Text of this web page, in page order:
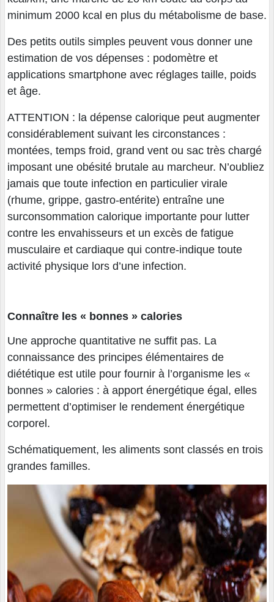
minimum 2000 kcal en plus du métabolisme de base.
Des petits outils simples peuvent vous donner une
estimation de vos dépenses : podomètre et
applications smartphone avec réglages taille, poids
et âge.
ATTENTION : la dépense calorique peut augmenter
considérablement suivant les circonstances :
montées, temps froid, grand vent ou sac très chargé
imposant une obésité brutale au marcheur. N’oubliez
jamais que toute infection en particulier virale
(rhume, grippe, gastro-entérite) entraîne une
surconsommation calorique importante pour lutter
contre les envahisseurs et un excès de fatigue
musculaire et cardiaque qui contre-indique toute
activité physique lors d’une infection.
Connaître les « bonnes » calories
Une approche quantitative ne suffit pas. La
connaissance des principes élémentaires de
diététique est utile pour fournir à l’organisme les «
bonnes » calories : à apport énergétique égal, elles
permettent d’optimiser le rendement énergétique
corporel.
Schématiquement, les aliments sont classés en trois
grandes familles.